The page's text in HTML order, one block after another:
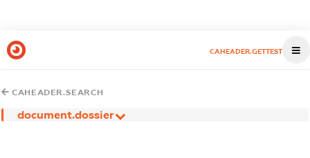
CAHEADER.GETTEST
CAHEADER.SEARCH
document.dossier